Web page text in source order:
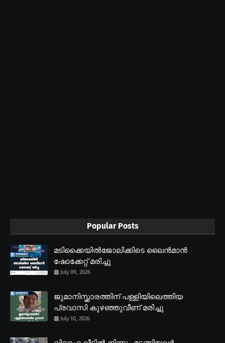
Popular Posts
മടിക്കൈയിൽജോലിക്കിടെ ലൈൻമാൻ
ഷോക്കേറ്റ് മരിച്ചു
July 09, 2026
ജുമാനിസ്ക്കാരത്തിന് പള്ളിയിലെത്തിയ
പ്രവാസി കുഴഞ്ഞുവീണ് മരിച്ചു
July 10, 2026